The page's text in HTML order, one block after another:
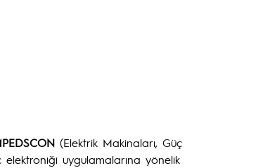
(Elektrik Makinaları, Güç
uygulamalarına yönelik